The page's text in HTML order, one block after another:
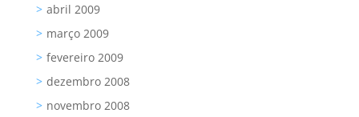
abril 2009
março 2009
fevereiro 2009
dezembro 2008
novembro 2008